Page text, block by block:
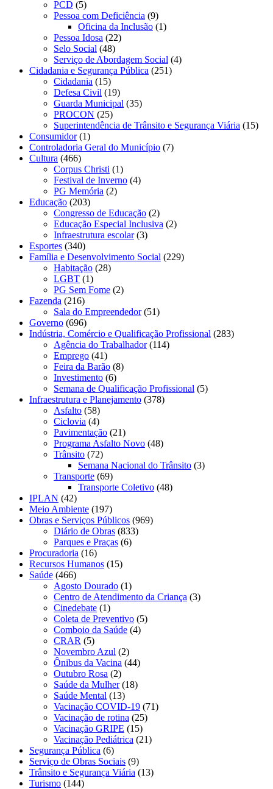
PCD (5)
Pessoa com Deficiência (9)
Oficina da Inclusão (1)
Pessoa Idosa (22)
Selo Social (48)
Serviço de Abordagem Social (4)
Cidadania e Segurança Pública (251)
Cidadania (15)
Defesa Civil (19)
Guarda Municipal (35)
PROCON (25)
Superintendência de Trânsito e Segurança Viária (15)
Consumidor(1)
Controladoria Geral do Município (7)
Cultura (466)
Corpus Christi (1)
Festival de Inverno (4)
PG Memória (2)
Educação (203)
Congresso de Educação (2)
Educação Especial Inclusiva (2)
Infraestrutura escolar(3)
Esportes (340)
Família e Desenvolvimento Social (229)
Habitação (28)
LGBT (1)
PG Sem Fome (2)
Fazenda (216)
Sala do Empreendedor(51)
Governo (696)
Indústria, Comércio e Qualificação Profissional (283)
Agência do Trabalhador(114)
Emprego (41)
Feira da Barão (8)
Investimento (6)
Semana de Qualificação Profissional (5)
Infraestrutura e Planejamento (378)
Asfalto (58)
Ciclovia (4)
Pavimentação (21)
Programa Asfalto Novo (48)
Trânsito (72)
Semana Nacional do Trânsito (3)
Transporte (69)
Transporte Coletivo (48)
IPLAN (42)
Meio Ambiente (197)
Obras e Serviços Públicos (969)
Diário de Obras (833)
Parques e Praças (6)
Procuradoria (16)
Recursos Humanos (15)
Saúde (466)
Agosto Dourado (1)
Centro de Atendimento da Criança (3)
Cinedebate (1)
Coleta de Preventivo (5)
Comboio da Saúde (4)
CRAR (5)
Novembro Azul (2)
Ônibus da Vacina (44)
Outubro Rosa (2)
Saúde da Mulher(18)
Saúde Mental (13)
Vacinação COVID-19 (71)
Vacinação de rotina (25)
Vacinação GRIPE (15)
Vacinação Pediátrica (21)
Segurança Pública (6)
Serviço de Obras Sociais (9)
Trânsito e Segurança Viária (13)
Turismo (144)